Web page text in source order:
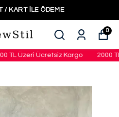
/ KART ILE ÖDEME
0
TL Üzeri Ücretsiz Kargo 2000